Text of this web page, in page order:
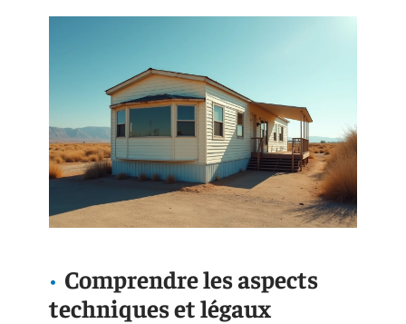
Comprendre les aspects
techniques et légaux